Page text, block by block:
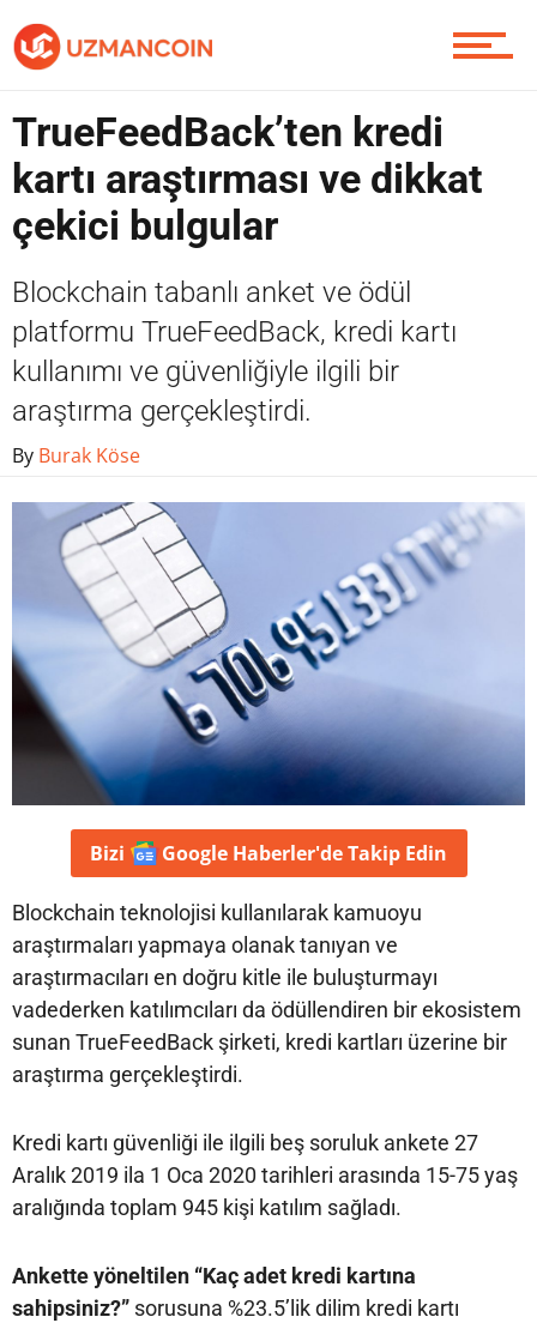
Soru Sor
Contact / İletişim
TrueFeedBack’ten kredi
kartı araştırması ve dikkat
çekici bulgular
Blockchain tabanlı anket ve ödül
platformu TrueFeedBack, kredi kartı
kullanımı ve güvenliğiyle ilgili bir
araştırma gerçekleştirdi.
By Burak Köse
Bizi Google Haberler'deTakip Edin
Blockchain teknolojisi kullanılarak kamuoyu
araştırmaları yapmaya olanak tanıyan ve
araştırmacıları en doğru kitle ile buluşturmayı
vadederken katılımcıları da ödüllendiren bir ekosistem
sunan TrueFeedBack şirketi, kredi kartları üzerine bir
araştırma gerçekleştirdi.
Kredi kartı güvenliği ile ilgili beş soruluk ankete 27
Aralık 2019 ila 1 Oca 2020 tarihleri arasında 15-75 yaş
aralığında toplam 945 kişi katılım sağladı.
Ankette yöneltilen “Kaç adet kredi kartına
sahipsiniz?” sorusuna %23.5’lik dilim kredi kartı